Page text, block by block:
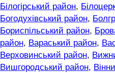
Білогірський район,
Богодухівський район,
Бориспільський район,
район, Вараський район,
Верховинський район,
Вишгородський район,